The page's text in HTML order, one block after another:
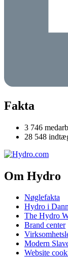
Fakta
3 746
28 548
Om Hydro
Nøglefakta
Hydro i
The Hydro
Brand center
Modern
Website